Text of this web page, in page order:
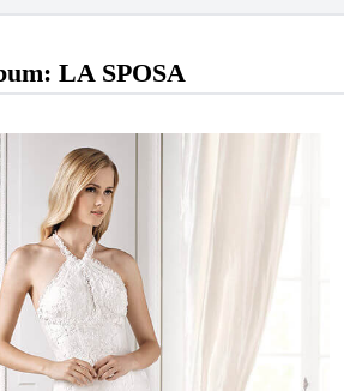
LA SPOSA